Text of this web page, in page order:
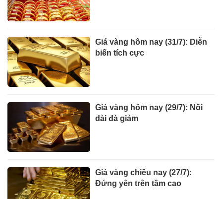
Giá vàng hôm nay (31/7): Diễn
biến tích cực
Giá vàng hôm nay (29/7): Nối
dài đà giảm
Giá vàng chiều nay (27/7):
Đứng yên trên tầm cao